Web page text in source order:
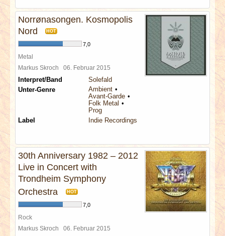
Norrønasongen. Kosmopolis
Nord
HOT
7,0
Metal
Markus Skroch 06. Februar 2015
Interpret/Band
Solefald
Unter-Genre
Ambient
Avant-Garde
Folk Metal
Prog
Label
Indie Recordings
30th Anniversary 1982 – 2012
Live in Concert with
Trondheim Symphony
Orchestra
HOT
7,0
Rock
Markus Skroch 06. Februar 2015